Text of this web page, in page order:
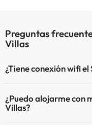
Preguntas
Villas
¿Tiene conexión wifi
¿Puedo alojarme con
Villas?